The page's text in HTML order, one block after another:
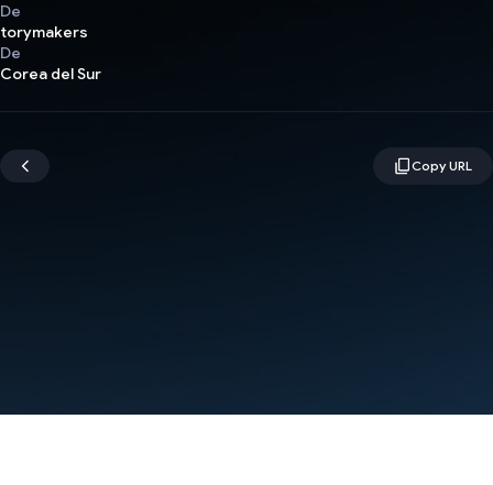
De
torymakers
De
Corea del Sur